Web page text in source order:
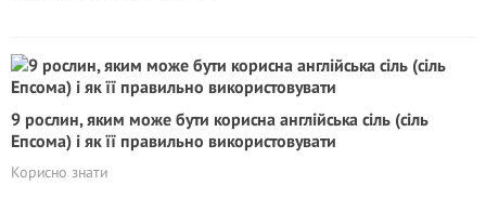
9 рослин, яким може бути корисна англійська сіль (сіль
Епсома) і як її правильно використовувати
Корисно знати